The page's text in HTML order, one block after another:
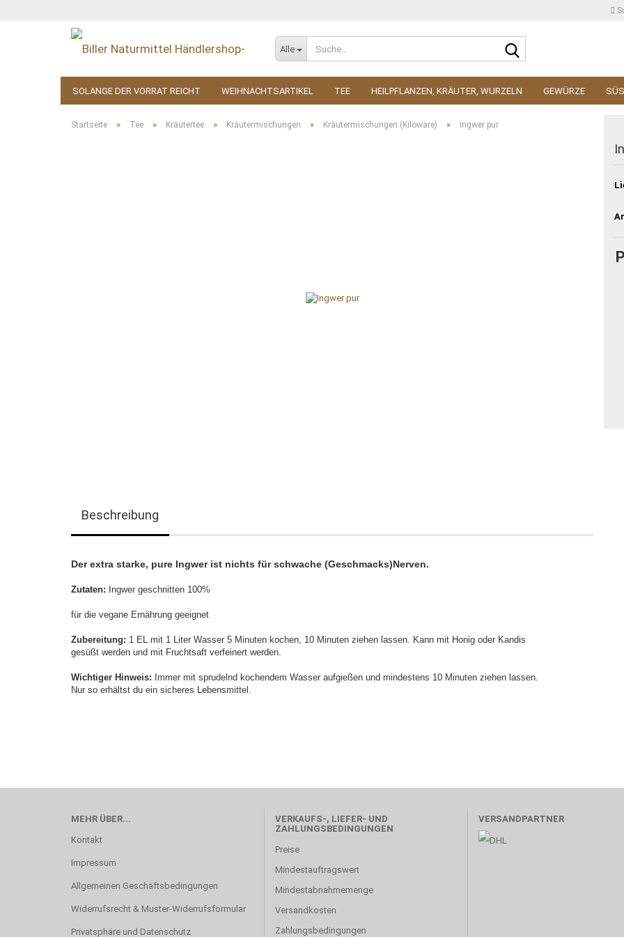
Alle
SOLANGE DER VORRAT REICHT WEIHNACHTSARTIKEL TEE HEILPFLANZEN, KRÄUTER, WURZELN GEWÜRZE
KOSMETIK ZUBEHÖR
Startseite » Tee » Kräutertee » Kräutermischungen » Kräutermischungen (Kiloware) » Ingwer pur
Beschreibung
Der extra starke, pure Ingwer ist nichts für schwache (Geschmacks)Nerven.
Zutaten: Ingwer geschnitten 100%
für die vegane Ernährung geeignet
Zubereitung: 1 EL mit 1 Liter Wasser 5 Minuten kochen, 10 Minuten ziehen lassen. Kann mit Honig oder Kandis
gesüßt werden und mit Fruchtsaft verfeinert werden.
Wichtiger Hinweis: Immer mit sprudelnd kochendem Wasser aufgießen und mindestens 10 Minuten ziehen lassen.
Nur so erhältst du ein sicheres Lebensmittel.
MEHR ÜBER...
Kontakt
Impressum
Allgemeinen Geschäftsbedingungen
Widerrufsrecht & Muster-Widerrufsformular
Privatsphäre und Datenschutz
VERKAUFS-, LIEFER- UND
ZAHLUNGSBEDINGUNGEN
Preise
Mindestauftragswert
Mindestabnahmemenge
Versandkosten
Zahlungsbedingungen
VERSANDPARTNER